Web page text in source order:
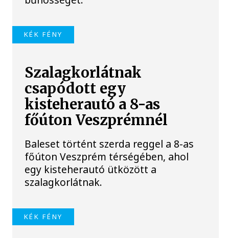
KÉK FÉNY
Szalagkorlátnak
csapódott egy
kisteherautó a 8-as
főúton Veszprémnél
Baleset történt szerda reggel a 8-as
főúton Veszprém térségében, ahol
egy kisteherautó ütközött a
szalagkorlátnak.
KÉK FÉNY